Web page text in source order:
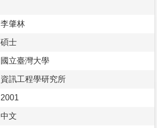
李肇林
碩士
國立臺灣大學
資訊工程學研究所
2001
中文